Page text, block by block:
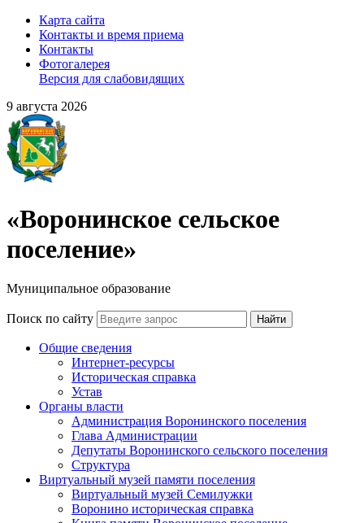
Карта сайта
Контакты и время приема
Контакты
Фотогалерея
Версия для слабовидящих
9 августа 2026
«Воронинское сельское
поселение»
Муниципальное образование
Поиск по сайту Найти
Общие сведения
Интернет-ресурсы
Историческая справка
Устав
Органы власти
Администрация Воронинского поселения
Глава Администрации
Депутаты Воронинского сельского поселения
Структура
Виртуальный музей памяти поселения
Виртуальный музей Семилужки
Воронино историческая справка